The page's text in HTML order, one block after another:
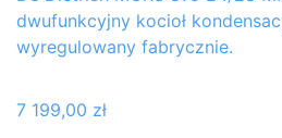
dwufunkcyjny kocioł
wyregulowany fabrycznie.
7 199,00 zł